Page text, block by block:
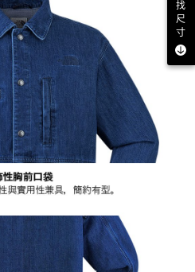
找
尺
寸